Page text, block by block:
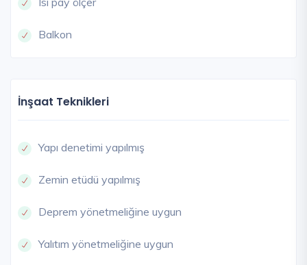
Balkon
İnşaat Teknikleri
Yapı denetimi yapılmış
Zemin etüdü yapılmış
Deprem yönetmeliğine uygun
Yalıtım yönetmeliğine uygun